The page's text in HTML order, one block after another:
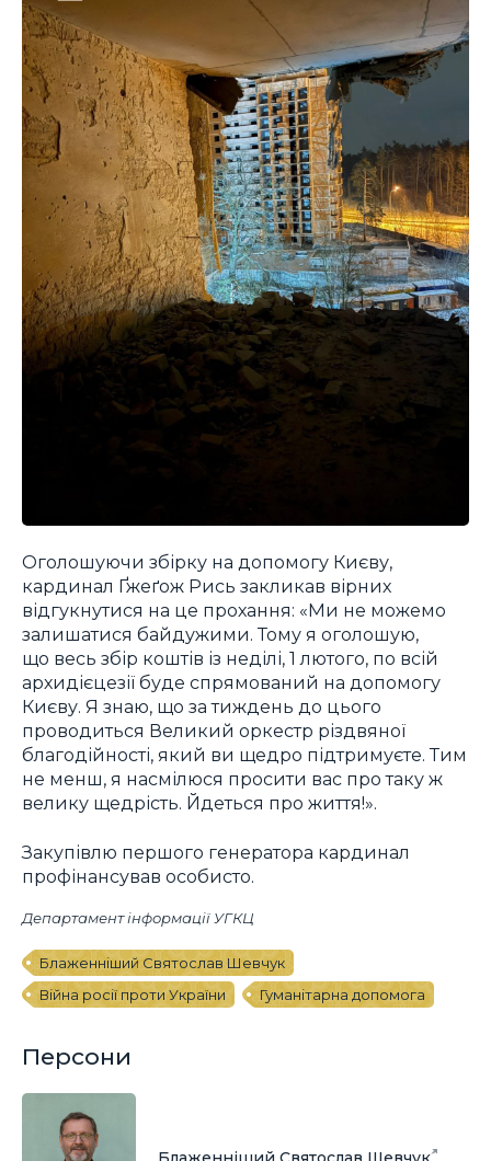
Оголошуючи збірку на допомогу Києву,
кардинал Ґжеґож Рись закликав вірних
відгукнутися на це прохання: «Ми не можемо
залишатися байдужими. Тому я оголошую,
що весь збір коштів із неділі, 1 лютого, по всій
архидієцезії буде спрямований на допомогу
Києву. Я знаю, що за тиждень до цього
проводиться Великий оркестр різдвяної
благодійності, який ви щедро підтримуєте. Тим
не менш, я насмілюся просити вас про таку ж
велику щедрість. Йдеться про життя!».
Закупівлю першого генератора кардинал
профінансував особисто.
Департамент інформації УГКЦ
Блаженніший Святослав Шевчук
Війна росії проти України
Гуманітарна допомога
Персони